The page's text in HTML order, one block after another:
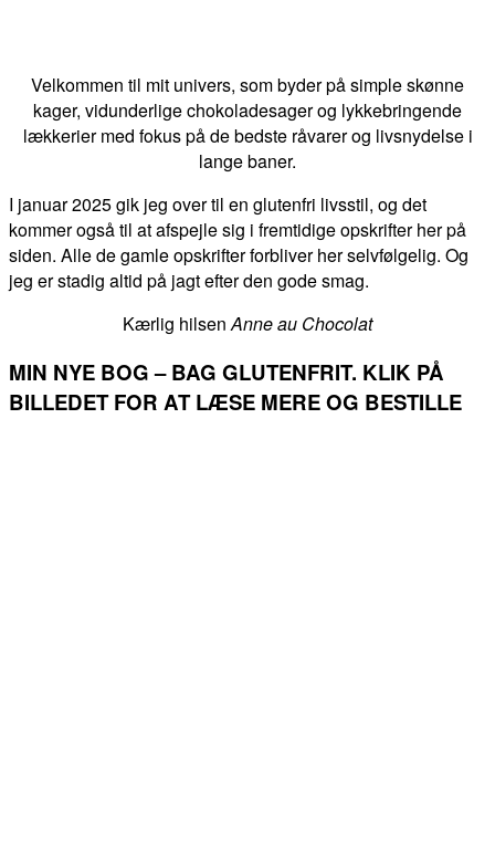
Velkommen til mit univers, som byder på simple skønne
kager, vidunderlige chokoladesager og lykkebringende
lækkerier med fokus på de bedste råvarer og livsnydelse i
lange baner.
I januar 2025 gik jeg over til en glutenfri livsstil, og det
kommer også til at afspejle sig i fremtidige opskrifter her på
siden. Alle de gamle opskrifter forbliver her selvfølgelig. Og
jeg er stadig altid på jagt efter den gode smag.
Kærlig hilsenAnne au Chocolat
MIN NYE BOG – BAG GLUTENFRIT. KLIK PÅ
BILLEDET FOR AT LÆSE MERE OG BESTILLE